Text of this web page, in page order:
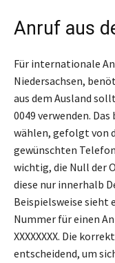
Anruf aus
Für internationale
Niedersachsen,
aus dem Ausland
0049 verwenden.
wählen, gefolgt von
gewünschten
wichtig, die Null der
diese nur innerhalb
Beispielsweise
Nummer für einen
XXXXXXXX. Die
entscheidend, um